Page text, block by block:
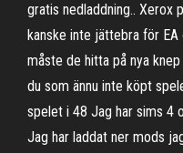
gratis nedladdning.. Xerox
kanske inte jättebra för
måste de hitta på nya
du som ännu inte köpt
spelet i 48 Jag har sims 4
Jag har laddat ner mods